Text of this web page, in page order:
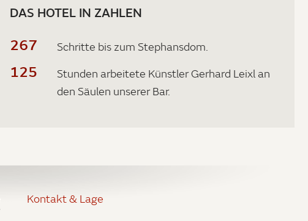
DAS HOTEL IN ZAHLEN
267 Schritte bis zum Stephansdom.
125
Stunden arbeitete Künstler Gerhard Leixl an
den Säulen unserer Bar.
Kontakt & Lage